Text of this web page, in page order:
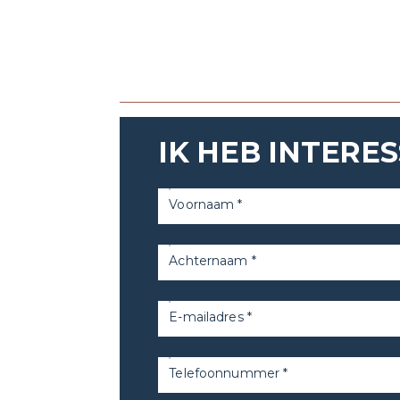
- ca. 1.672 m² kantoorruimte
- ca. 1.444 m² kantoorruimte
- ca. 556 m² kantoorruimte gelegen
Huurder heeft de mogelijkheid om
geoutilleerde bedrijfsrestaurant dat
van het kantoorgebouw, met een
Er zijn parkeerplaatsen
Voorzieningen
IK HEB
Voornaam *
Achternaam *
E-mailadres *
Telefoonnummer *